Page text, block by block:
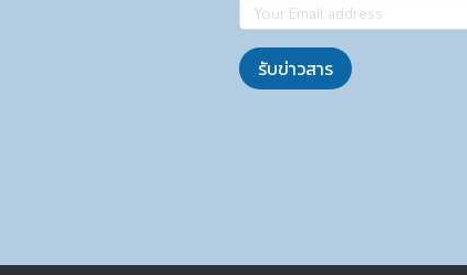
รับข่าวสาร